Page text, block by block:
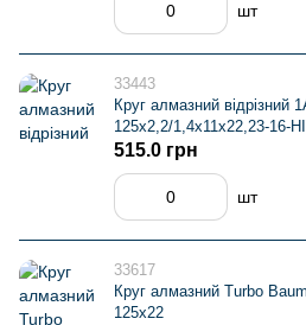
шт
33443
Круг алмазний вiдрiзний
125x2,2/1,4x11x22,23-16-
515.0 грн
шт
33617
Круг алмазний Turbo
125х22